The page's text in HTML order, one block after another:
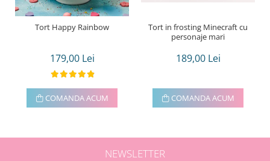
Tort Happy Rainbow
179,00 Lei
COMANDA ACUM
Tort in frosting Minecraft cu
personaje mari
189,00 Lei
COMANDA ACUM
NEWSLETTER